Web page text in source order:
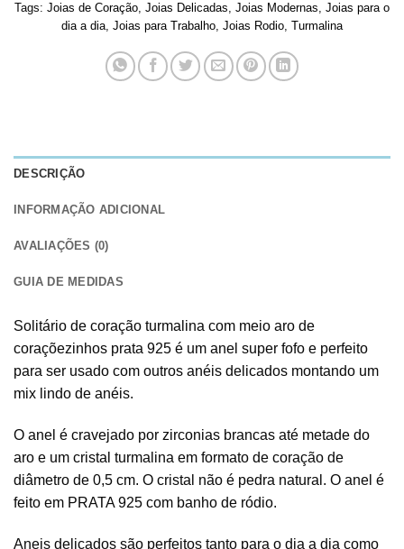
Tags: Joias de Coração, Joias Delicadas, Joias Modernas, Joias para o
dia a dia, Joias para Trabalho, Joias Rodio, Turmalina
DESCRIÇÃO
INFORMAÇÃO ADICIONAL
AVALIAÇÕES (0)
GUIA DE MEDIDAS
Solitário de coração turmalina com meio aro de
coraçõezinhos prata 925 é um anel super fofo e perfeito
para ser usado com outros anéis delicados montando um
mix lindo de anéis.
O anel é cravejado por zirconias brancas até metade do
aro e um cristal turmalina em formato de coração de
diâmetro de 0,5 cm. O cristal não é pedra natural. O anel é
feito em PRATA 925 com banho de ródio.
Aneis delicados são perfeitos tanto para o dia a dia como